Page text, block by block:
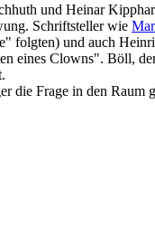
und Heinar
Schriftsteller wie
folgten) und auch
eines Clowns". Böll,
Frage in den Raum